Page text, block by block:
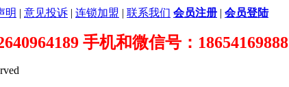
明 | 意见投诉 | 连锁加盟 | 联系我们 会员注册 | 会员登陆
手机和微信号：18654169888